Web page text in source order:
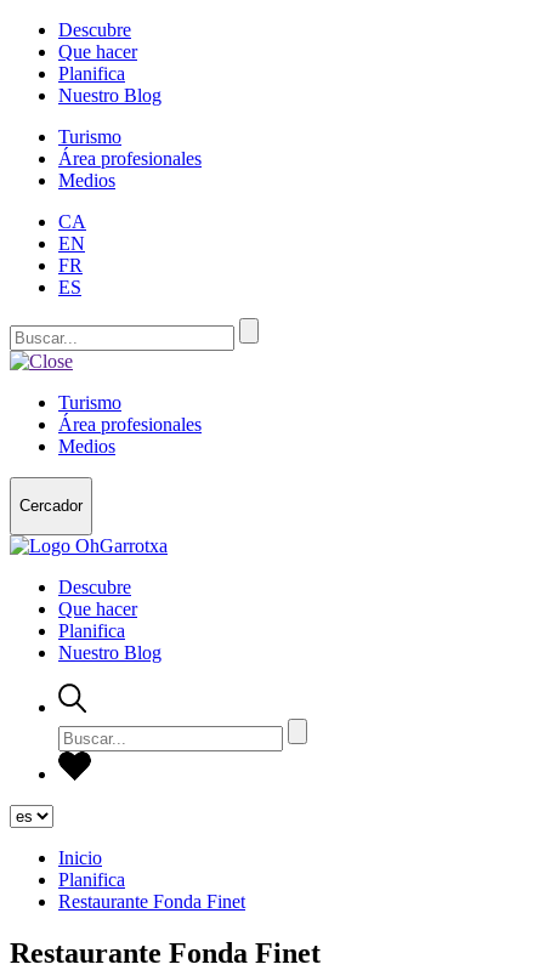
Descubre
Que hacer
Planifica
Nuestro Blog
Turismo
Área profesionales
Medios
CA
EN
FR
ES
Turismo
Área profesionales
Medios
Cercador
Descubre
Que hacer
Planifica
Nuestro Blog
Inicio
Planifica
Restaurante Fonda Finet
Restaurante Fonda Finet